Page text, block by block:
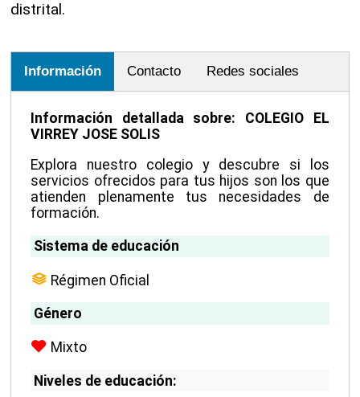
distrital.
Información Contacto Redes sociales
Información detallada sobre: COLEGIO EL
VIRREY JOSE SOLIS
Explora nuestro colegio y descubre si los
servicios ofrecidos para tus hijos son los que
atienden plenamente tus necesidades de
formación.
Sistema de educación
Régimen Oficial
Género
Mixto
Niveles de educación: